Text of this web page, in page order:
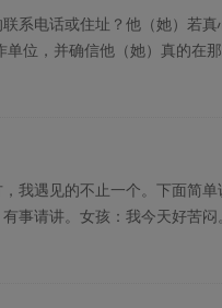
系电话或住址？他（她）若
位，并确信他（她）真的在
我遇见的不止一个。下面简
事请讲。女孩：我今天好苦闷